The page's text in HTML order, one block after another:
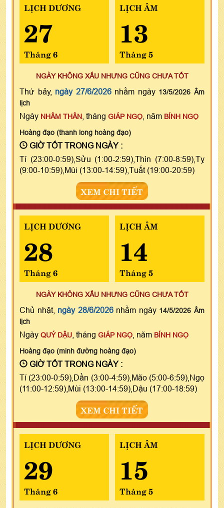
LỊCH DƯƠNG
27
Tháng 6
LỊCH ÂM
13
Tháng 5
NGÀY KHÔNG XẤU NHƯNG CŨNG CHƯA TỐT
Thứ bảy, ngày 27/6/2026nhằm ngày 13/5/2026 Âm
lịch
Ngày NHÂM THÂN , tháng GIÁP NGỌ , năm BÍNH NGỌ
Hoàng đạo (thanh long hoàng đạo)
GIỜ TỐT TRONG NGÀY :
Tí (23:00-0:59),Sửu (1:00-2:59),Thìn (7:00-8:59),Tỵ
(9:00-10:59),Mùi (13:00-14:59),Tuất (19:00-20:59)
XEM CHI TIẾT
LỊCH DƯƠNG
28
Tháng 6
LỊCH ÂM
14
Tháng 5
NGÀY KHÔNG XẤU NHƯNG CŨNG CHƯA TỐT
Chủ nhật, ngày 28/6/2026nhằm ngày 14/5/2026 Âm
lịch
Ngày QUÝ DẬU , tháng GIÁP NGỌ , năm BÍNH NGỌ
Hoàng đạo (minh đường hoàng đạo)
GIỜ TỐT TRONG NGÀY :
Tí (23:00-0:59),Dần (3:00-4:59),Mão (5:00-6:59),Ngọ
(11:00-12:59),Mùi (13:00-14:59),Dậu (17:00-18:59)
XEM CHI TIẾT
LỊCH DƯƠNG
29
Tháng 6
LỊCH ÂM
15
Tháng 5